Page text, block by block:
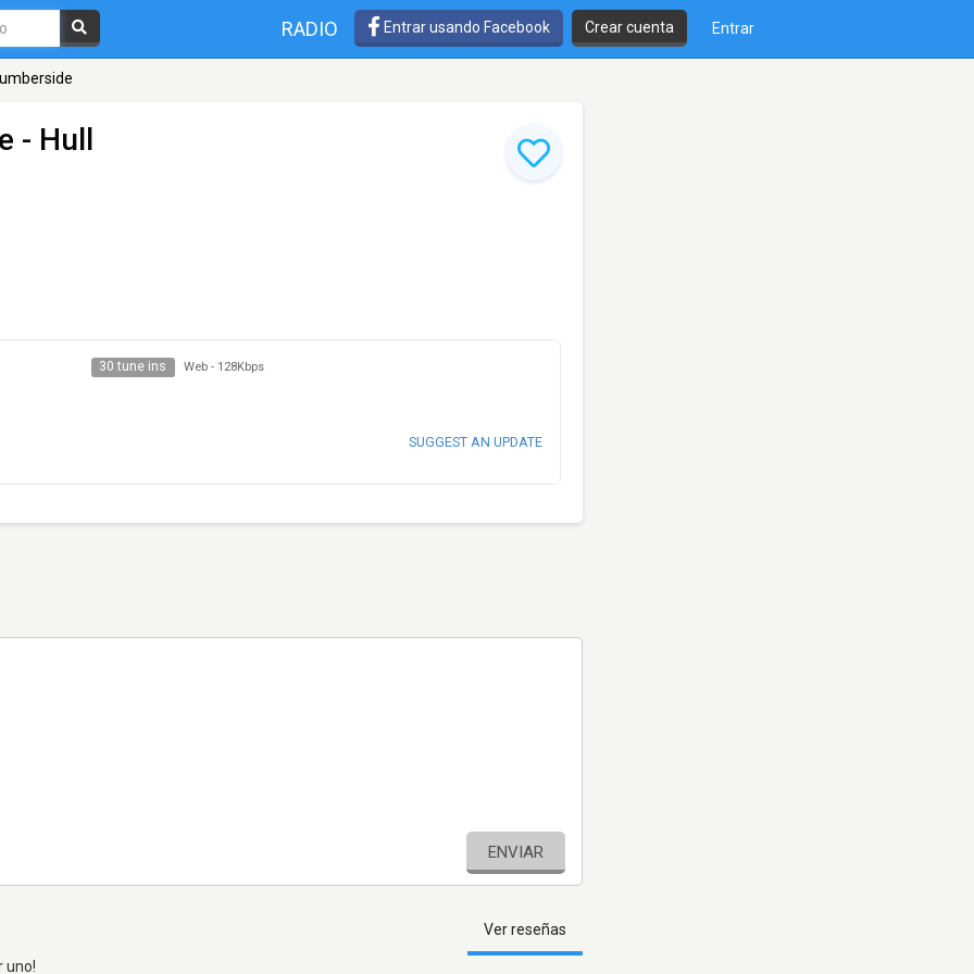
RADIO Entrar usando Facebook Crear cuenta Entrar
- Hull
30 tune ins Web - 128Kbps
SUGGEST AN UPDATE
ENVIAR
Ver reseñas
uno!